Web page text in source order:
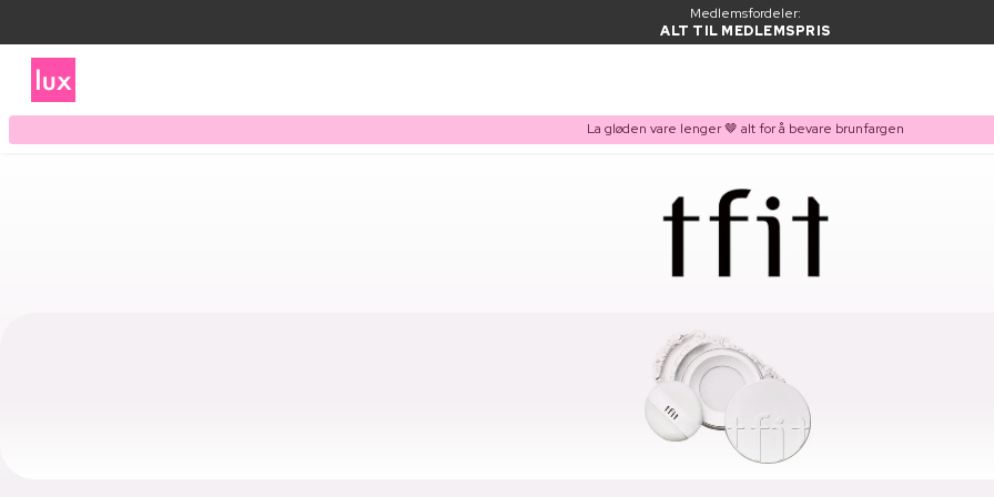
Medlemsfordeler:
ALT TIL MEDLEMSPRIS
La gløden vare lenger 🤎 alt for å bevare brunfargen